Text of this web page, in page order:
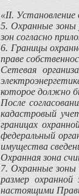
«II. Установление
5. Охранные зоны
зон согласно
6. Границы
праве
Сетевая
которое должно
После
кадастровый
границах
федераль­ный
имущества
Охранная зона
7. Охранные зоны
размер
настоящими